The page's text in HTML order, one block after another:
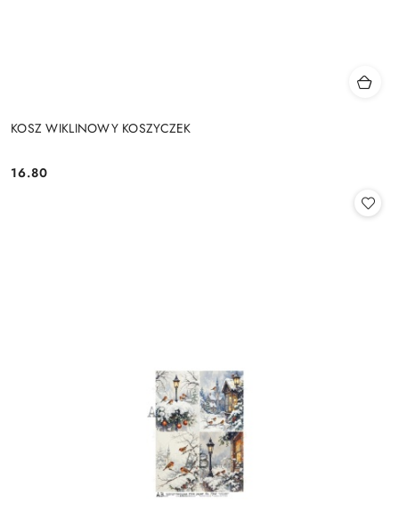
KOSZ WIKLINOWY KOSZYCZEK
Cena:
16.80